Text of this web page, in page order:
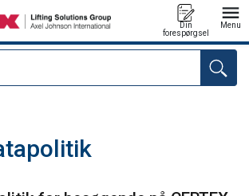
Din
forespørgsel
Menu
til din forespørgsel